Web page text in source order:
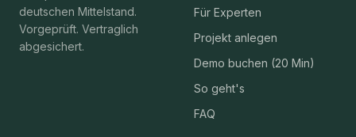
deutschen Mittelstand.
Vorgeprüft. Vertraglich
abgesichert.
Für Experten
Projekt anlegen
Demo buchen (20 Min)
So geht's
FAQ